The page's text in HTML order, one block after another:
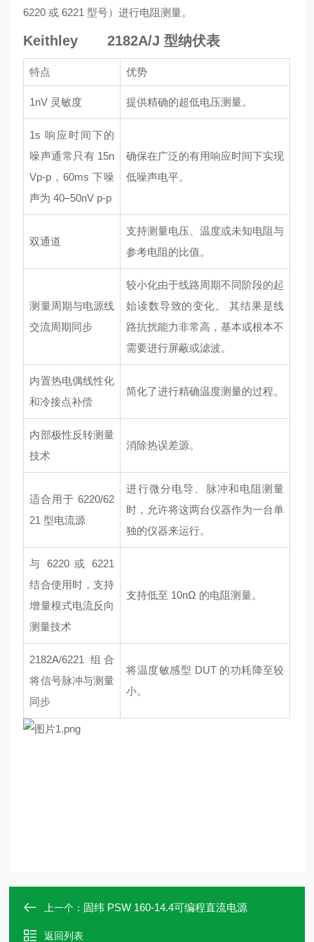
6220 或 6221 型号）进行电阻测量。
Keithley 2182A/J 型纳伏表
特点 优势
1nV 灵敏度 提供精确的超低电压测量。
1s 响应时间下的
噪声通常只有 15n
Vp-p，60ms 下噪
声为 40–50nV p-p
确保在广泛的有用响应时间下实现
低噪声电平。
双通道
支持测量电压、温度或未知电阻与
参考电阻的比值。
测量周期与电源线
交流周期同步
较小化由于线路周期不同阶段的起
始读数导致的变化。 其结果是线
路抗扰能力非常高，基本或根本不
需要进行屏蔽或滤波。
内置热电偶线性化
和冷接点补偿
简化了进行精确温度测量的过程。
内部极性反转测量
技术
消除热误差源。
适合用于 6220/62
21 型电流源
进行微分电导、脉冲和电阻测量
时，允许将这两台仪器作为一台单
独的仪器来运行。
与 6220 或 6221
结合使用时，支持
增量模式电流反向
测量技术
支持低至 10nΩ 的电阻测量。
2182A/6221 组合
将信号脉冲与测量
同步
将温度敏感型 DUT 的功耗降至较
小。
上一个： 固纬 PSW 160-14.4可编程直流电源
返回列表